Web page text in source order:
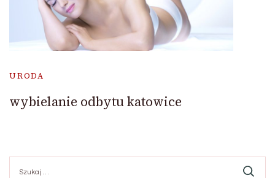
URODA
wybielanie odbytu katowice